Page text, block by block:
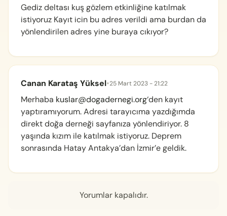
Gediz deltası kuş gözlem etkinliğine katılmak
istiyoruz Kayıt icin bu adres verildi ama burdan da
yönlendirilen adres yine buraya cıkıyor?
Canan Karataş Yüksel•25 Mart 2023 - 21:22
Merhaba kuslar@dogadernegi.org‘den kayıt
yaptıramıyorum. Adresi tarayıcıma yazdığımda
direkt doğa derneği sayfanıza yönlendiriyor. 8
yaşında kızım ile katılmak istiyoruz. Deprem
sonrasında Hatay Antakya’dan İzmir’e geldik.
Yorumlar kapalıdır.